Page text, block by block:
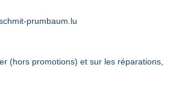
prumbaum.lu
(hors promotions) et sur les réparations,